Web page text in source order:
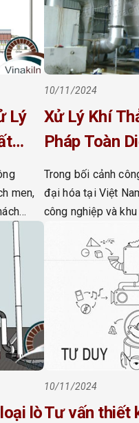
Lý
men,
khỏe
các
cao
10/11/2024
Xử Lý Khí
Pháp Toàn
Nghiệp Bền
Trong bối cảnh
đại hóa tại Việt
công nghiệp và
phát triển, đóng
quốc dân. Tuy
từ lò hơi công
thải lớn, gây ô […]
10/11/2024
Tư vấn thiết